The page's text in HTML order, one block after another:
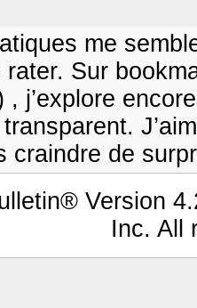
me
Sur
, j’explore
craindre de
Version
Inc. All